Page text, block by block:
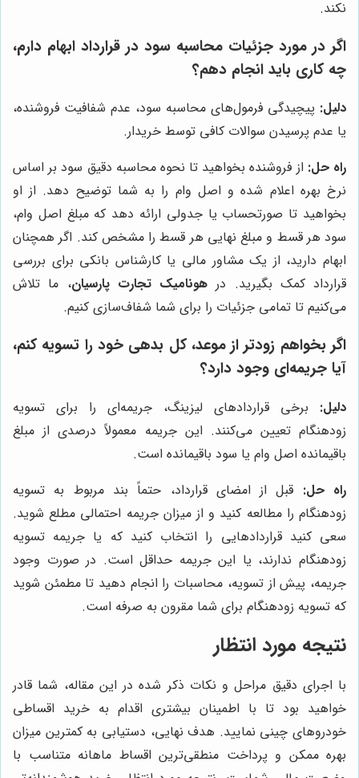
نکند.
اگر در مورد جزئیات محاسبه سود در قرارداد ابهام دارم،
چه کاری باید انجام دهم؟
دلیل: پیچیدگی فرمول‌های محاسبه سود، عدم شفافیت فروشنده،
یا عدم پرسیدن سوالات کافی توسط خریدار.
راه حل: از فروشنده بخواهید تا نحوه محاسبه دقیق سود بر اساس
نرخ بهره اعلام شده و اصل وام را به شما توضیح دهد. از او
بخواهید تا صورتحساب یا جدولی ارائه دهد که مبلغ اصل وام،
سود هر قسط و مبلغ نهایی هر قسط را مشخص کند. اگر همچنان
ابهام دارید، از یک مشاور مالی یا کارشناس بانکی برای بررسی
قرارداد کمک بگیرید. در هونامیک تجارت پارسیان، ما تلاش
می‌کنیم تا تمامی جزئیات را برای شما شفاف‌سازی کنیم.
اگر بخواهم زودتر از موعد، کل بدهی خود را تسویه کنم،
آیا جریمه‌ای وجود دارد؟
دلیل: برخی قراردادهای لیزینگ، جریمه‌ای را برای تسویه
زودهنگام تعیین می‌کنند. این جریمه معمولاً درصدی از مبلغ
باقیمانده اصل وام یا سود باقیمانده است.
راه حل: قبل از امضای قرارداد، حتماً بند مربوط به تسویه
زودهنگام را مطالعه کنید و از میزان جریمه احتمالی مطلع شوید.
سعی کنید قراردادهایی را انتخاب کنید که یا جریمه تسویه
زودهنگام ندارند، یا این جریمه حداقل است. در صورت وجود
جریمه، پیش از تسویه، محاسبات را انجام دهید تا مطمئن شوید
که تسویه زودهنگام برای شما مقرون به صرفه است.
نتیجه مورد انتظار
با اجرای دقیق مراحل و نکات ذکر شده در این مقاله، شما قادر
خواهید بود تا با اطمینان بیشتری اقدام به خرید اقساطی
خودروهای چینی نمایید. هدف نهایی، دستیابی به کمترین میزان
بهره ممکن و پرداخت منطقی‌ترین اقساط ماهانه متناسب با